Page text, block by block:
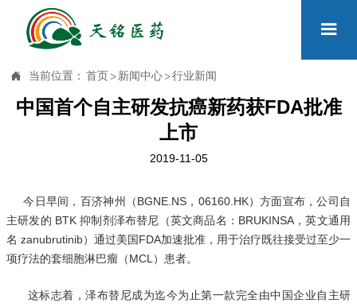

 当前位置： 首页 > 新闻中心 >行业新闻
中国首个自主研发抗癌新药获FDA批准
上市
2019-11-05
今日早间，百济神州（BGNE.NS，06160.HK）方面宣布，公司自
主研发的 BTK 抑制剂泽布替尼（英文商品名：BRUKINSA，英文通用
名 zanubrutinib）通过美国FDA加速批准，用于治疗既往接受过至少一
项疗法的套细胞淋巴瘤（MCL）患者。
这标志着，泽布替尼成为迄今为止第一款完全由中国企业自主研